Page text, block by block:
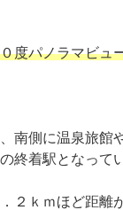
度パノラマビュ
南側に温泉旅館
終着駅となって
２ｋｍほど距離